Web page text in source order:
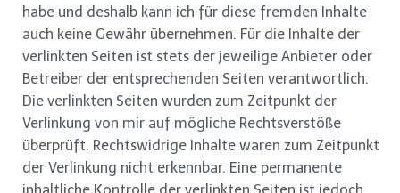
habe und deshalb kann ich für diese fremden Inhalte
auch keine Gewähr übernehmen. Für die Inhalte der
verlinkten Seiten ist stets der jeweilige Anbieter oder
Betreiber der entsprechenden Seiten verantwortlich.
Die verlinkten Seiten wurden zum Zeitpunkt der
Verlinkung von mir auf mögliche Rechtsverstöße
überprüft. Rechtswidrige Inhalte waren zum Zeitpunkt
der Verlinkung nicht erkennbar. Eine permanente